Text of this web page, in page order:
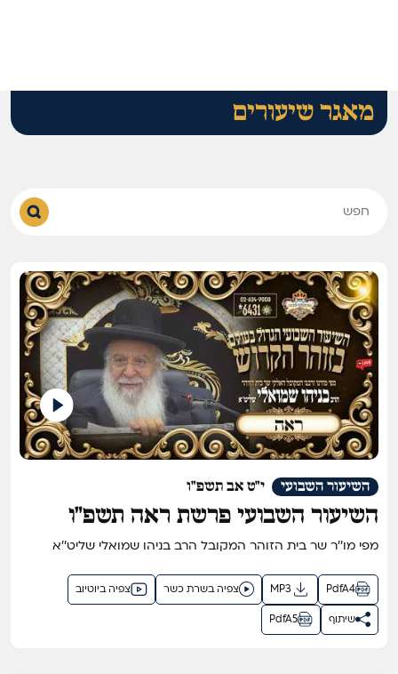
מאגר שיעורים
י"ט אב תשפ"ו השיעור השבועי
השיעור השבועי פרשת ראה תשפ"ו
מפי מו''ר שר בית הזוהר המקובל הרב בניהו שמואלי שליט''א
צפיה ביוטיוב צפיה בשרת כשר MP3 PdfA4
PdfA5 שיתוף